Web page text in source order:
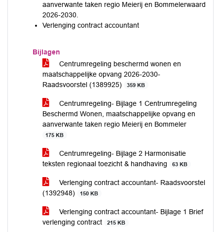
aanverwante taken regio Meierij en Bommelerwaard
2026-2030.
Verlenging contract accountant
Bijlagen
Centrumregeling beschermd wonen en
maatschappelijke opvang 2026-2030-
Raadsvoorstel (1389925)
359 KB
Centrumregeling- Bijlage 1 Centrumregeling
Beschermd Wonen, maatschappelijke opvang en
aanverwante taken regio Meierij en Bommeler
175 KB
Centrumregeling- Bijlage 2 Harmonisatie
teksten regionaal toezicht & handhaving
63 KB
Verlenging contract accountant- Raadsvoorstel
(1392948)
150 KB
Verlenging contract accountant- Bijlage 1 Brief
verlenging contract
215 KB